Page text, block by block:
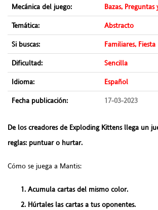
Mecánica del juego:
Bazas, Preguntas
Temática:
Abstracto
Si buscas:
Familiares, Fiesta
Dificultad:
Sencilla
Idioma:
Español
Fecha publicación:
17-03-2023
De los creadores de Exploding Kittens llega un
reglas: puntuar o hurtar.
Cómo se juega a Mantis:
Acumula cartas del mismo color.
Húrtaleslas cartas a tus oponentes.